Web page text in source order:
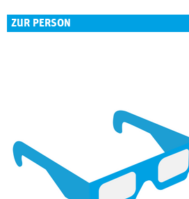
ZUR PERSON